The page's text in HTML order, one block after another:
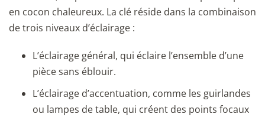
en cocon chaleureux. La clé réside dans la combinaison
de trois niveaux d’éclairage :
L’éclairage général, qui éclaire l’ensemble d’une
pièce sans éblouir.
L’éclairage d’accentuation, comme les guirlandes
ou lampes de table, qui créent des points focaux